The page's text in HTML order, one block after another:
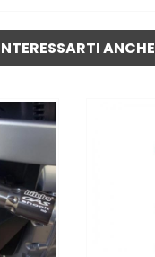
ANCHE